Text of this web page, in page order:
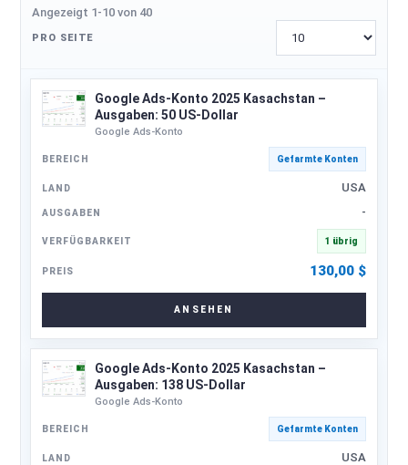
Angezeigt 1-10 von 40
PRO SEITE
Google Ads-Konto 2025 Kasachstan –
Ausgaben: 50 US-Dollar
Google Ads-Konto
Gefarmte Konten
USA
-
1 übrig
130,00 $
ANSEHEN
Google Ads-Konto 2025 Kasachstan –
Ausgaben: 138 US-Dollar
Google Ads-Konto
Gefarmte Konten
USA